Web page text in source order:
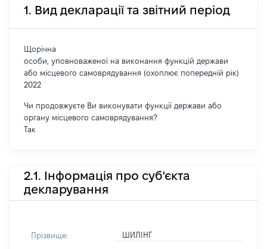
1. Вид декларації та звітний період
Щорічна
особи, уповноваженої на виконання функцій держави
або місцевого самоврядування (охоплює попередній рік)
2022
Чи продовжуєте Ви виконувати функції держави або
органу місцевого самоврядування?
Так
2.1. Інформація про суб'єкта
декларування
Прізвище: ШИЛІНГ